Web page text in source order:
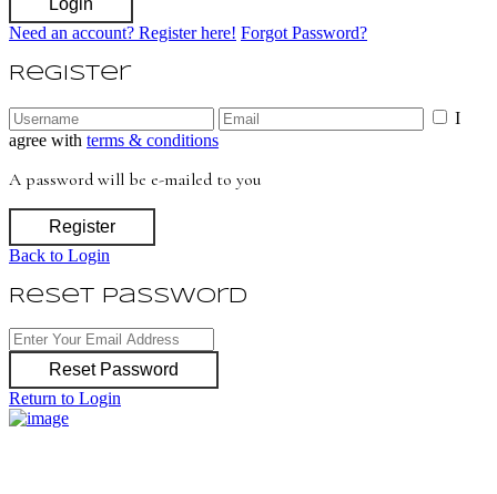
Login
Need an account? Register here! Forgot Password?
Register
I
agree with terms & conditions
A password will be e-mailed to you
Register
Back to Login
Reset Password
Reset Password
Return to Login